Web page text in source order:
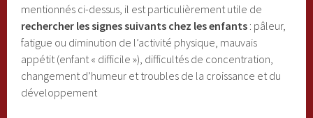
mentionnés ci-dessus, il est particulièrement utile de
rechercher les signes suivants chez les enfants : pâleur,
fatigue ou diminution de l’activité physique, mauvais
appétit (enfant « difficile »), difficultés de concentration,
changement d’humeur et troubles de la croissance et du
développement